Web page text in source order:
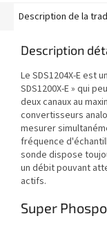
Description de la
Description
Le SDS1204X-E est
SDS1200X-E » qui
deux canaux au
convertisseurs
mesurer
fréquence
sonde dispose
un débit pouvant
actifs.
Super